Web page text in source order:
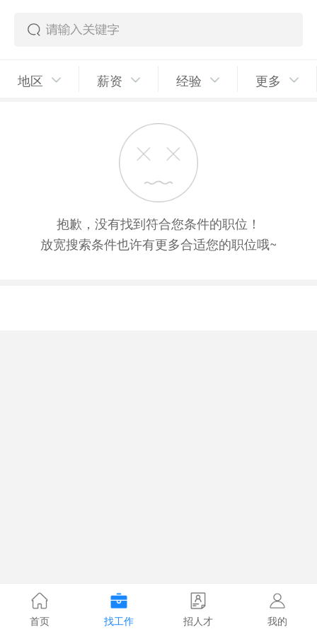
地区 薪资 经验 更多
抱歉，没有找到符合您条件的职位！
放宽搜索条件也许有更多合适您的职位哦~
首页 找工作 招人才 我的